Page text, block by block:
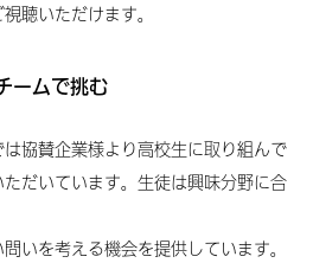
聴いただけます。
ームで挑む
協賛企業様より高校生に取り組んで
だいています。生徒は興味分野に合
いを考える機会を提供しています。